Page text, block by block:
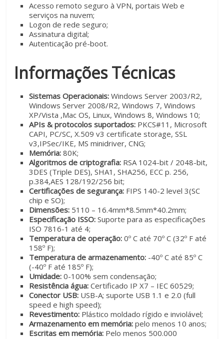
Acesso remoto seguro à VPN, portais Web e
serviços na nuvem;
Logon de rede seguro;
Assinatura digital;
Autenticação pré-boot.
Informações Técnicas
Sistemas Operacionais: Windows Server 2003/R2,
Windows Server 2008/R2, Windows 7, Windows
XP/Vista ,Mac OS, Linux, Windows 8, Windows 10;
APIs & protocolos suportados: PKCS#11, Microsoft
CAPI, PC/SC, X.509 v3 certificate storage, SSL
v3,IPSec/IKE, MS minidriver, CNG;
Memória: 80K;
Algoritmos de criptografia: RSA 1024-bit / 2048-bit,
3DES (Triple DES), SHA1, SHA256, ECC p. 256,
p.384,AES 128/192/256 bit;
Certificações de segurança: FIPS 140-2 level 3(SC
chip e SO);
Dimensões: 5110 – 16.4mm*8.5mm*40.2mm;
Especificação ISSO: Suporte para as especificações
ISO 7816-1 até 4;
Temperatura de operação: 0º C até 70º C (32º F até
158º F);
Temperatura de armazenamento: -40º C até 85º C
(-40º F até 185º F);
Umidade: 0-100% sem condensação;
Resistência água: Certificado IP X7 – IEC 60529;
Conector USB: USB-A; suporte USB 1.1 e 2.0 (full
speed e high speed);
Revestimento: Plástico moldado rígido e inviolável;
Armazenamento em memória: pelo menos 10 anos;
Escritas em memória: Pelo menos 500.000